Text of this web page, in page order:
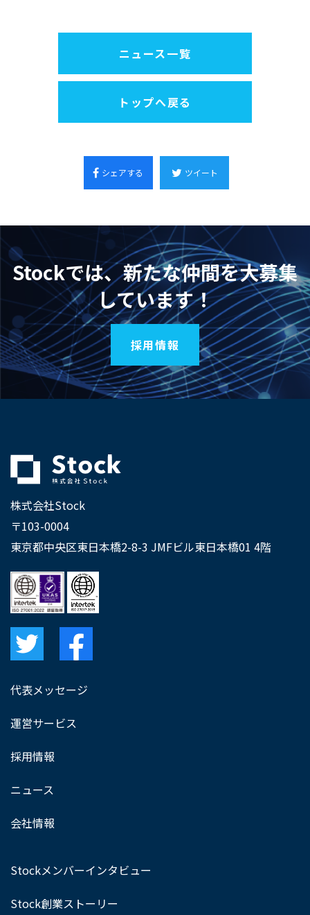
ニュース一覧
トップへ戻る
シェアする ツイート
Stockでは、新たな仲間を大募集
しています！
採用情報
株式会社Stock
〒103-0004
東京都中央区東日本橋2-8-3 JMFビル東日本橋01 4階
代表メッセージ
運営サービス
採用情報
ニュース
会社情報
Stockメンバーインタビュー
Stock創業ストーリー